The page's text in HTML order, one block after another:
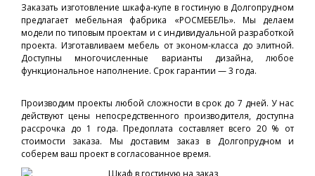
Заказать изготовление шкафа-купе в гостиную в Долгопрудном
предлагает мебельная фабрика «РОСМЕБЕЛЬ». Мы делаем
модели по типовым проектам и с индивидуальной разработкой
проекта. Изготавливаем мебель от эконом-класса до элитной.
Доступны многочисленные варианты дизайна, любое
функциональное наполнение. Срок гарантии — 3 года.
Производим проекты любой сложности в срок до 7 дней. У нас
действуют цены непосредственного производителя, доступна
рассрочка до 1 года. Предоплата составляет всего 20 % от
стоимости заказа. Мы доставим заказ в Долгопрудном и
соберем ваш проект в согласованное время.